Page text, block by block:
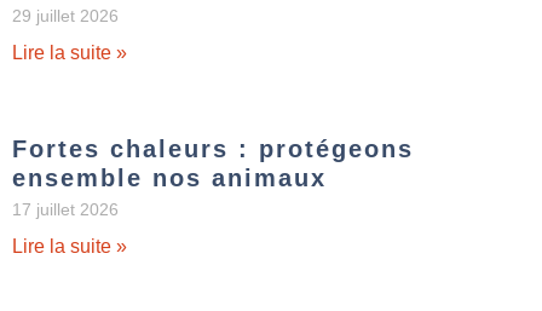
29 juillet 2026
Lire la suite »
Fortes chaleurs : protégeons
ensemble nos animaux
17 juillet 2026
Lire la suite »